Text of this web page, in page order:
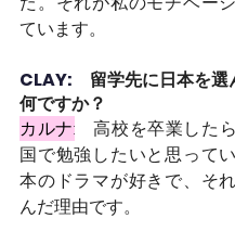
ています。
CLAY: 留学先に日本を選
何ですか？
カルナ:
高校を卒業した
国で勉強したいと思って
本のドラマが好きで、そ
んだ理由です。